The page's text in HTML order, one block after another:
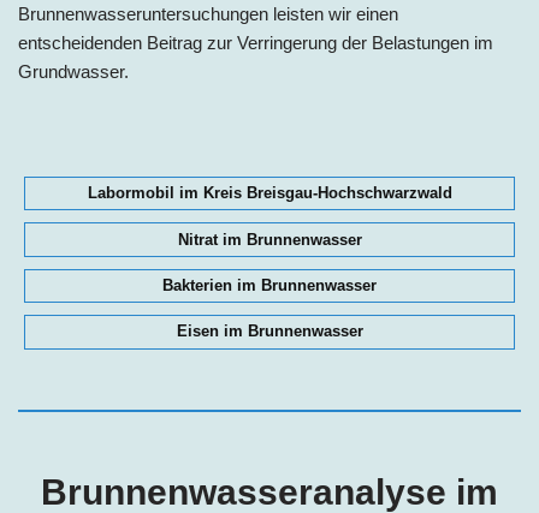
Brunnenwasseruntersuchungen leisten wir einen
entscheidenden Beitrag zur Verringerung der Belastungen im
Grundwasser.
Labormobil im Kreis Breisgau-Hochschwarzwald
Nitrat im Brunnenwasser
Bakterien im Brunnenwasser
Eisen im Brunnenwasser
Brunnenwasseranalyse im